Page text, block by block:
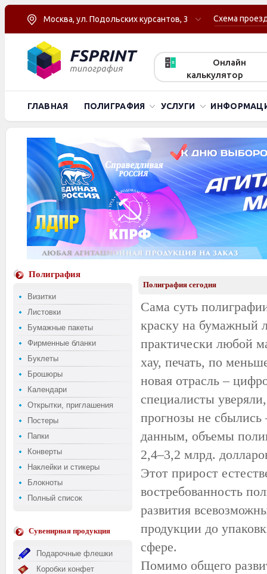
Москва, ул. Подольских курсантов, 3 Схема
Онлайн
калькулятор
ГЛАВНАЯ ПОЛИГРАФИЯ УСЛУГИ
Полиграфия
Визитки
Листовки
Бумажные пакеты
Фирменные бланки
Буклеты
Брошюры
Календари
Открытки, приглашения
Постеры
Папки
Конверты
Наклейки и стикеры
Блокноты
Полный список
Сувенирная продукция
Подарочные флешки
Коробки конфет
Полиграфия сегодня
Сама суть
краску на бумажный
практически любой
хау, печать, по
новая отрасль –
специалисты
прогнозы не сбылись
данным, объемы
2,4–3,2 млрд.
Этот прирост
востребованность
развития
продукции до
сфере.
Помимо общего